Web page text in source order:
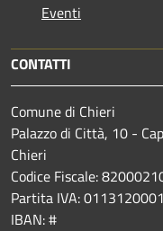
Eventi
CONTATTI
Comune di Chieri
Palazzo di Città, 10 -
Chieri
Codice Fiscale:
Partita IVA:
IBAN: #